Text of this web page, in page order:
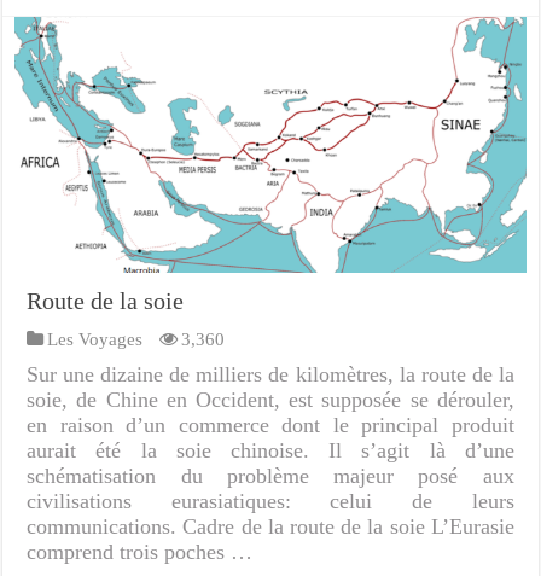
Route de la soie
Les Voyages 3,360
Sur une dizaine de milliers de kilomètres, la route de la
soie, de Chine en Occident, est supposée se dérouler,
en raison d’un commerce dont le principal produit
aurait été la soie chinoise. Il s’agit là d’une
schématisation du problème majeur posé aux
civilisations eurasiatiques: celui de leurs
communications. Cadre de la route de la soie L’Eurasie
comprend trois poches …